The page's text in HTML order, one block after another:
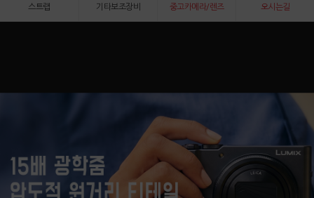
스트랩 기타보조장비 중고카메라/렌즈 오시는길